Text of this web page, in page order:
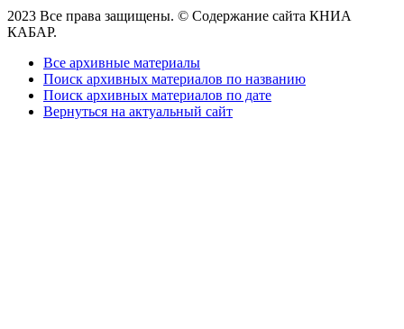
2023 Все права защищены. © Содержание сайта КНИА
КАБАР.
Все архивные материалы
Поиск архивных материалов по названию
Поиск архивных материалов по дате
Вернуться на актуальный сайт